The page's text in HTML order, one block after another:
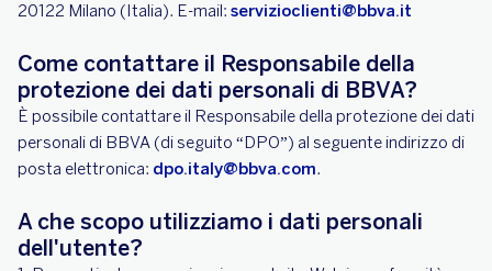
20122 Milano (Italia). E-mail: servizioclienti@bbva.it
Come contattare il Responsabile della
protezione dei dati personali di BBVA?
È possibile contattare il Responsabile della protezione dei dati
personali di BBVA (di seguito “DPO”) al seguente indirizzo di
posta elettronica: dpo.italy@bbva.com.
A che scopo utilizziamo i dati personali
dell'utente?